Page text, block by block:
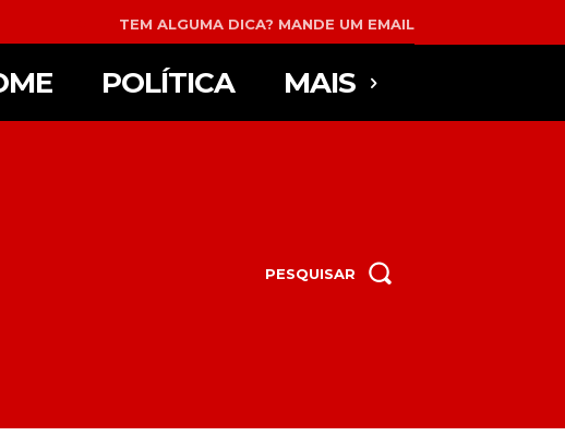
TEM ALGUMA DICA? MANDE UM EMAIL
POLÍTICA MAIS
PESQUISAR